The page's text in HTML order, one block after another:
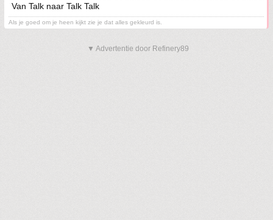
Van Talk naar Talk Talk
Als je goed om je heen kijkt zie je dat alles gekleurd is.
▼ Advertentie door Refinery89